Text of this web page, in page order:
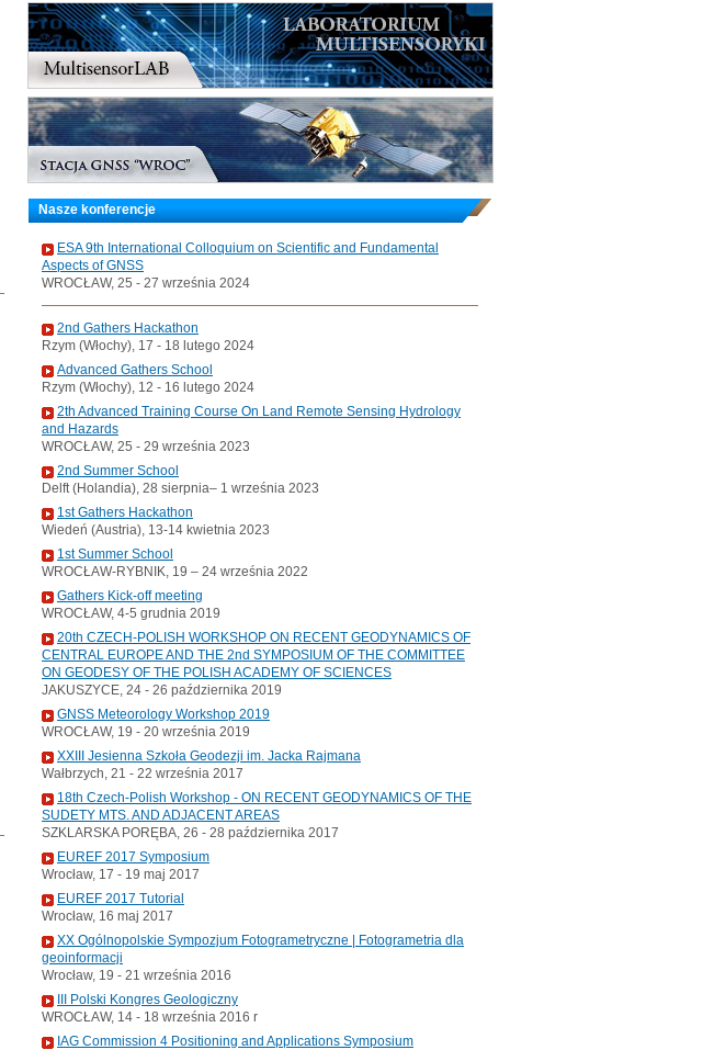
Nasze konferencje
ESA 9th International Colloquium on Scientific and Fundamental
Aspects of GNSS
WROCŁAW, 25 - 27 września 2024
2nd Gathers Hackathon
Rzym (Włochy), 17 - 18 lutego 2024
Advanced Gathers School
Rzym (Włochy), 12 - 16 lutego 2024
2th Advanced Training Course On Land Remote Sensing Hydrology
and Hazards
WROCŁAW, 25 - 29 września 2023
2nd Summer School
Delft (Holandia), 28 sierpnia– 1 września 2023
1st Gathers Hackathon
Wiedeń (Austria), 13-14 kwietnia 2023
1st Summer School
WROCŁAW-RYBNIK, 19 – 24 września 2022
Gathers Kick-off meeting
WROCŁAW, 4-5 grudnia 2019
20th CZECH-POLISH WORKSHOP ON RECENT GEODYNAMICS OF
CENTRAL EUROPE AND THE 2nd SYMPOSIUM OF THE COMMITTEE
ON GEODESY OF THE POLISH ACADEMY OF SCIENCES
JAKUSZYCE, 24 - 26 października 2019
GNSS Meteorology Workshop 2019
WROCŁAW, 19 - 20 września 2019
XXIII Jesienna Szkoła Geodezji im. Jacka Rajmana
Wałbrzych, 21 - 22 września 2017
18th Czech-Polish Workshop - ON RECENT GEODYNAMICS OF THE
SUDETY MTS. AND ADJACENT AREAS
SZKLARSKA PORĘBA, 26 - 28 października 2017
EUREF 2017 Symposium
Wrocław, 17 - 19 maj 2017
EUREF 2017 Tutorial
Wrocław, 16 maj 2017
XX Ogólnopolskie Sympozjum Fotogrametryczne | Fotogrametria dla
geoinformacji
Wrocław, 19 - 21 września 2016
III Polski Kongres Geologiczny
WROCŁAW, 14 - 18 września 2016 r
IAG Commission 4 Positioning and Applications Symposium